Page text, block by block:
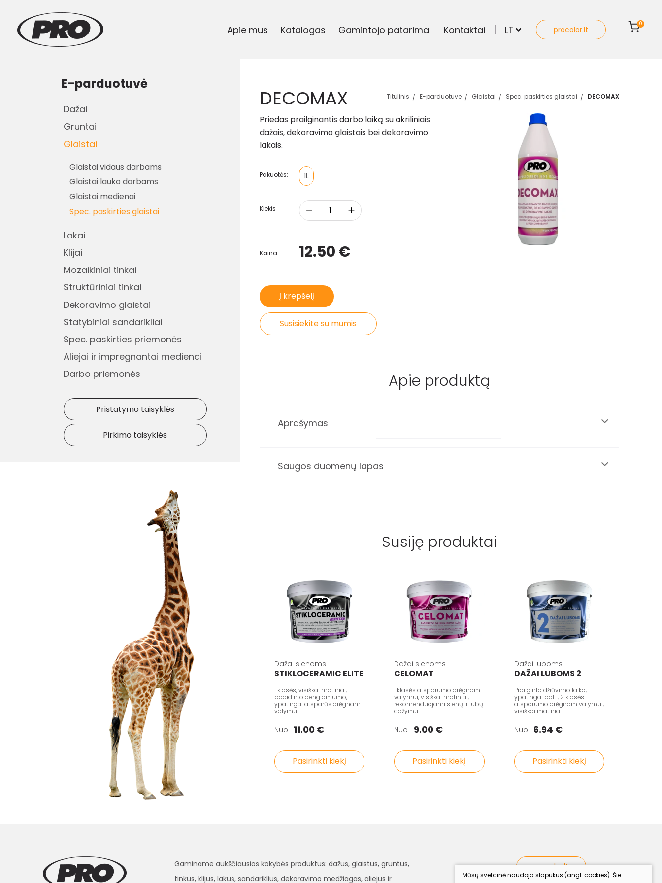
Apie mus Katalogas Gamintojo patarimai Kontaktai LT procolor.lt
0
E-parduotuvė
Dažai
Gruntai
Glaistai
Glaistai vidaus darbams
Glaistai lauko darbams
Glaistai medienai
Spec. paskirties glaistai
Lakai
Klijai
Mozaikiniai tinkai
Struktūriniai tinkai
Dekoravimo glaistai
Statybiniai sandarikliai
Spec. paskirties priemonės
Aliejai ir impregnantai medienai
Darbo priemonės
Pristatymo taisyklės
Pirkimo taisyklės
DECOMAX Titulinis E-parduotuve Glaistai Spec. paskirties glaistai DECOMAX
Priedas prailginantis darbo laiką su akriliniais
dažais, dekoravimo glaistais bei dekoravimo
lakais.
Pakuotės: 1L
Kiekis
Kaina: 12.50 €
Į krepšelį
Susisiekite su mumis
Apie produktą
Aprašymas
Saugos duomenų lapas
Susiję produktai
Dažai sienoms
STIKLOCERAMIC ELITE
1 klasės, visiškai matiniai,
padidinto dengiamumo,
ypatingai atsparūs drėgnam
valymui.
Nuo 11.00 €
Pasirinkti kiekį
Dažai sienoms
CELOMAT
1 klasės atsparumo drėgnam
valymui, visiškai matiniai,
rekomenduojami sienų ir lubų
dažymui
Nuo 9.00 €
Pasirinkti kiekį
Dažai luboms
DAŽAI LUBOMS 2
Prailginto džiūvimo laiko,
ypatingai balti, 2 klasės
atsparumo drėgnam valymui,
visiškai matiniai
Nuo 6.94 €
Pasirinkti kiekį
Gaminame aukščiausios kokybės produktus: dažus, glaistus, gruntus,
tinkus, klijus, lakus, sandariklius, dekoravimo medžiagas, aliejus ir
procolor.lt
Mūsų svetainė naudoja slapukus (angl. cookies). Šie